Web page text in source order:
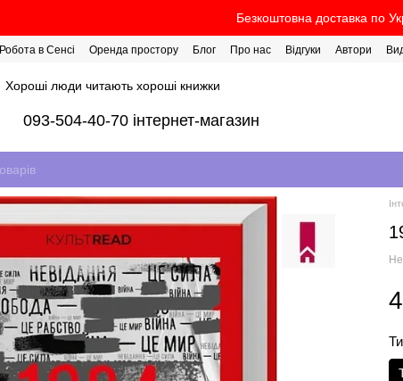
Безкоштовна доставка по
Робота в Сенсі Оренда простору Блог Про нас Відгуки Автори
Хороші люди читають хороші книжки
093-504-40-70 інтернет-магазин